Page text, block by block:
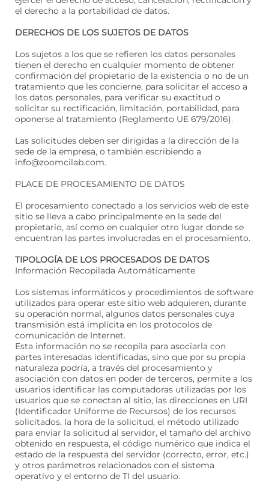
el derecho a la portabilidad de datos.
DERECHOS DE LOS SUJETOS DE DATOS
Los sujetos a los que se refieren los datos personales
tienen el derecho en cualquier momento de obtener
confirmación del propietario de la existencia o no de un
tratamiento que les concierne, para solicitar el acceso a
los datos personales, para verificar su exactitud o
solicitar su rectificación, limitación, portabilidad, para
oponerse al tratamiento (Reglamento UE 679/2016).
Las solicitudes deben ser dirigidas a la dirección de la
sede de la empresa, o también escribiendo a
info@zoomcilab.com.
PLACE DE PROCESAMIENTO DE DATOS
El procesamiento conectado a los servicios web de este
sitio se lleva a cabo principalmente en la sede del
propietario, así como en cualquier otro lugar donde se
encuentran las partes involucradas en el procesamiento.
TIPOLOGÍA DE LOS PROCESADOS DE DATOS
Información Recopilada Automáticamente
Los sistemas informáticos y procedimientos de software
utilizados para operar este sitio web adquieren, durante
su operación normal, algunos datos personales cuya
transmisión está implícita en los protocolos de
comunicación de Internet.
Esta información no se recopila para asociarla con
partes interesadas identificadas, sino que por su propia
naturaleza podría, a través del procesamiento y
asociación con datos en poder de terceros, permite a los
usuarios identificar las computadoras utilizadas por los
usuarios que se conectan al sitio, las direcciones en URI
(Identificador Uniforme de Recursos) de los recursos
solicitados, la hora de la solicitud, el método utilizado
para enviar la solicitud al servidor, el tamaño del archivo
obtenido en respuesta, el código numérico que indica el
estado de la respuesta del servidor (correcto, error, etc.)
y otros parámetros relacionados con el sistema
operativo y el entorno de TI del usuario.